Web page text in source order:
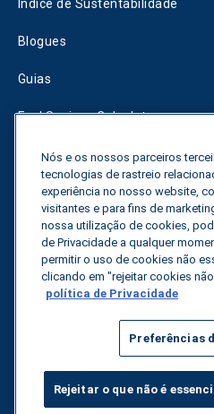
Índice de Sustentabilidade
Blogues
Guias
Fuel Savings Calculator
Calculadora de otimização do
Rastreador de tarifas
Contactar-nos
Todos os direitos reservados.
Nós e os nossos parceiros
tecnologias de rastreio
experiência no nosso website,
visitantes e para fins de
nossa utilização de cookies,
de Privacidade a qualquer
permitir o uso de cookies não
clicando em "rejeitar cookies
política de Privacidade
Preferências
Rejeitar o que não é